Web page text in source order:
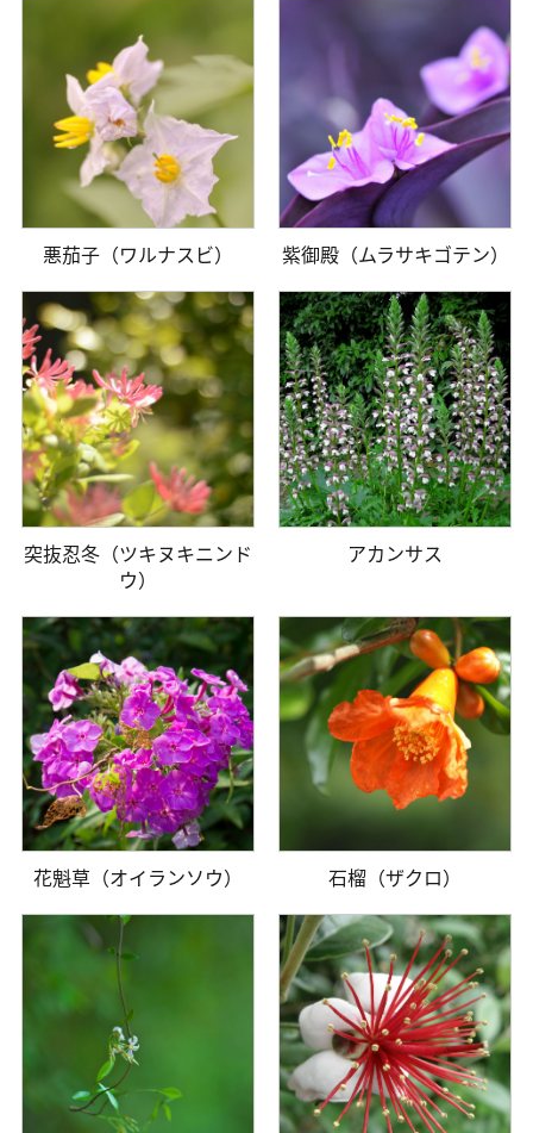
悪茄子（ワルナスビ） 紫御殿（ムラサキゴテン）
突抜忍冬（ツキヌキニンド
ウ）
アカンサス
花魁草（オイランソウ） 石榴（ザクロ）